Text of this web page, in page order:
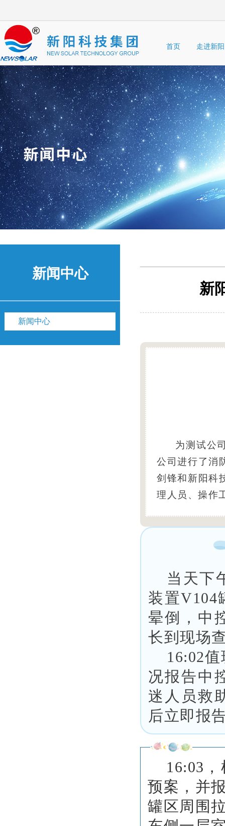
首页 走进新阳
新闻中心
新闻中心
新
为测试公
公司进行了消
剑锋和新阳科
理人员、操作
当天下
装置V104
晕倒，中
长到现场
16:02
况报告中
迷人员救
后立即报
16:03
预案，并
罐区周围